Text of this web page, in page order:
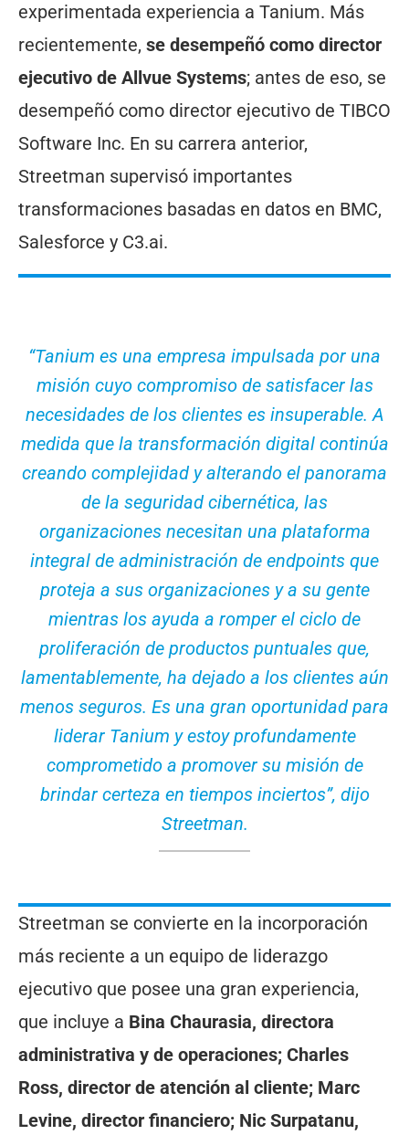
experimentada experiencia a Tanium. Más
recientemente, se desempeñó como director
ejecutivo de Allvue Systems; antes de eso, se
desempeñó como director ejecutivo de TIBCO
Software Inc. En su carrera anterior,
Streetman supervisó importantes
transformaciones basadas en datos en BMC,
Salesforce y C3.ai.
“Tanium es una empresa impulsada por una
misión cuyo compromiso de satisfacer las
necesidades de los clientes es insuperable. A
medida que la transformación digital continúa
creando complejidad y alterando el panorama
de la seguridad cibernética, las
organizaciones necesitan una plataforma
integral de administración de endpoints que
proteja a sus organizaciones y a su gente
mientras los ayuda a romper el ciclo de
proliferación de productos puntuales que,
lamentablemente, ha dejado a los clientes aún
menos seguros. Es una gran oportunidad para
liderar Tanium y estoy profundamente
comprometido a promover su misión de
brindar certeza en tiempos inciertos”, dijo
Streetman.
Streetman se convierte en la incorporación
más reciente a un equipo de liderazgo
ejecutivo que posee una gran experiencia,
que incluye a Bina Chaurasia, directora
administrativa y de operaciones; Charles
Ross, director de atención al cliente; Marc
Levine, director financiero; Nic Surpatanu,